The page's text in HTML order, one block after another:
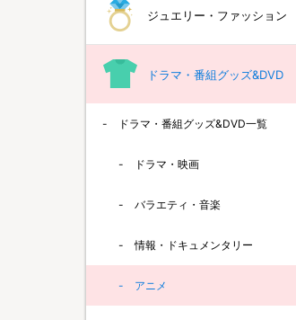
ジュエリー・ファッション
ドラマ・番組グッズ&DVD
ドラマ・番組グッズ&DVD一覧
ドラマ・映画
バラエティ・音楽
情報・ドキュメンタリー
アニメ